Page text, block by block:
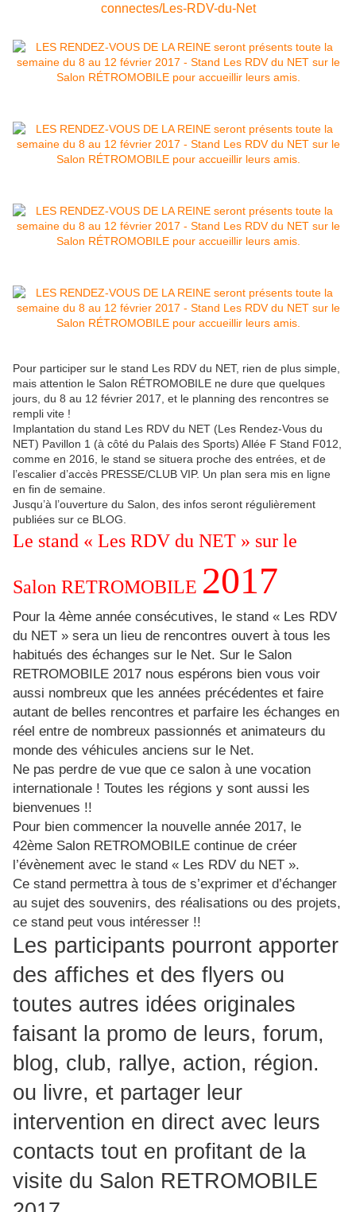
connectes/Les-RDV-du-Net
Pour participer sur le stand Les RDV du NET, rien de plus simple,
mais attention le Salon RÉTROMOBILE ne dure que quelques
jours, du 8 au 12 février 2017, et le planning des rencontres se
rempli vite !
Implantation du stand Les RDV du NET (Les Rendez-Vous du
NET) Pavillon 1 (à côté du Palais des Sports) Allée F Stand F012,
comme en 2016, le stand se situera proche des entrées, et de
l’escalier d’accès PRESSE/CLUB VIP. Un plan sera mis en ligne
en fin de semaine.
Jusqu’à l’ouverture du Salon, des infos seront régulièrement
publiées sur ce BLOG.
Le stand « Les RDV du NET » sur le
Salon RETROMOBILE 2017
Pour la 4ème année consécutives, le stand « Les RDV
du NET » sera un lieu de rencontres ouvert à tous les
habitués des échanges sur le Net. Sur le Salon
RETROMOBILE 2017 nous espérons bien vous voir
aussi nombreux que les années précédentes et faire
autant de belles rencontres et parfaire les échanges en
réel entre de nombreux passionnés et animateurs du
monde des véhicules anciens sur le Net.
Ne pas perdre de vue que ce salon à une vocation
internationale ! Toutes les régions y sont aussi les
bienvenues !!
Pour bien commencer la nouvelle année 2017, le
42ème Salon RETROMOBILE continue de créer
l’évènement avec le stand « Les RDV du NET ».
Ce stand permettra à tous de s’exprimer et d’échanger
au sujet des souvenirs, des réalisations ou des projets,
ce stand peut vous intéresser !!
Les participants pourront apporter
des affiches et des flyers ou
toutes autres idées originales
faisant la promo de leurs, forum,
blog, club, rallye, action, région.
ou livre, et partager leur
intervention en direct avec leurs
contacts tout en profitant de la
visite du Salon RETROMOBILE